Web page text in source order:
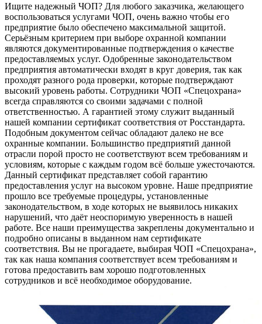
Ищите надежный ЧОП? Для любого заказчика, желающего
воспользоваться услугами ЧОП, очень важно чтобы его
предприятие было обеспечено максимальной защитой.
Серьёзным критерием при выборе охранной компании
являются документированные подтверждения о качестве
предоставляемых услуг. Одобренные законодательством
предприятия автоматически входят в круг доверия, так как
проходят разного рода проверки, которые подтверждают
высокий уровень работы. Сотрудники ЧОП «Спецохрана»
всегда справляются со своими задачами с полной
ответственностью. А гарантией этому служит выданный
нашей компании сертификат соответствия от Росстандарта.
Подобным документом сейчас обладают далеко не все
охранные компании. Большинство предприятий данной
отрасли порой просто не соответствуют всем требованиям и
условиям, которые с каждым годом всё больше ужесточаются.
Данный сертификат представляет собой гарантию
предоставления услуг на высоком уровне. Наше предприятие
прошло все требуемые процедуры, установленные
законодательством, в ходе которых не выявилось никаких
нарушений, что даёт неоспоримую уверенность в нашей
работе. Все наши преимущества закреплены документально и
подробно описаны в выданном нам сертификате
соответствия. Вы не прогадаете, выбирая ЧОП «Спецохрана»,
так как наша компания соответствует всем требованиям и
готова предоставить вам хорошо подготовленных
сотрудников и всё необходимое оборудование.